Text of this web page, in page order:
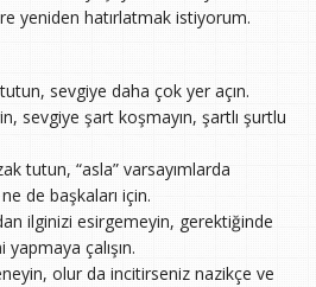
yeniden hatırlatmak istiyorum.
sevgiye daha çok yer açın.
sevgiye şart koşmayın, şartlı şurtlu
tutun, “asla” varsayımlarda
de başkaları için.
ilginizi esirgemeyin, gerektiğinde
çalışın.
olur da incitirseniz nazikçe ve